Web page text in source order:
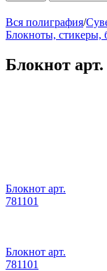
Вся полиграфия/
Блокноты, стикеры,
Блокнот арт.
Блокнот арт.
781101
Блокнот арт.
781101